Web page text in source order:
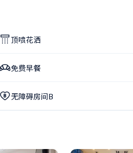
顶喷花洒
免费早餐
无障碍房间B